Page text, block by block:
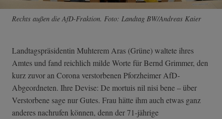
Rechts außen die AfD-Fraktion. Foto: Landtag BW/Andreas Kaier
Landtagspräsidentin Muhterem Aras (Grüne) waltete ihres
Amtes und fand reichlich milde Worte für Bernd Grimmer, den
kurz zuvor an Corona verstorbenen Pforzheimer AfD-
Abgeordneten. Ihre Devise: De mortuis nil nisi bene – über
Verstorbene sage nur Gutes. Frau hätte ihm auch etwas ganz
anderes nachrufen können, denn der 71-jährige